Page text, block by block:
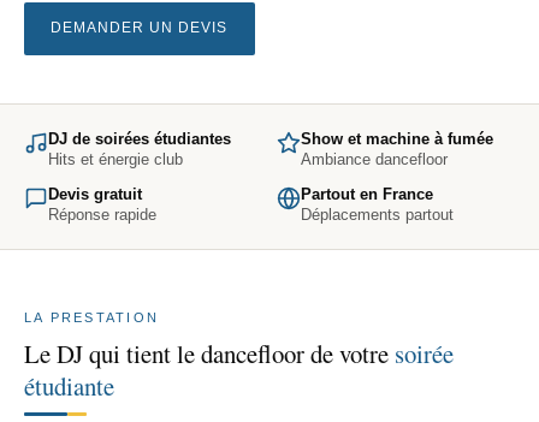
DEMANDER UN DEVIS
DJ de soirées étudiantes
Hits et énergie club
Show et machine à fumée
Ambiance dancefloor
Devis gratuit
Réponse rapide
Partout en France
Déplacements partout
LA PRESTATION
Le DJ qui tient le dancefloor de votre soirée
étudiante